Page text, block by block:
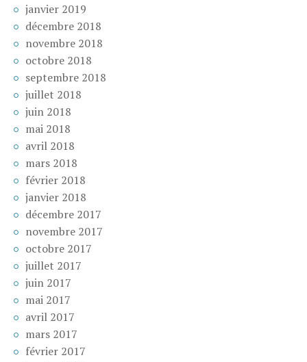
janvier 2019
décembre 2018
novembre 2018
octobre 2018
septembre 2018
juillet 2018
juin 2018
mai 2018
avril 2018
mars 2018
février 2018
janvier 2018
décembre 2017
novembre 2017
octobre 2017
juillet 2017
juin 2017
mai 2017
avril 2017
mars 2017
février 2017